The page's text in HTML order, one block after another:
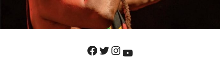
Facebook Twitter Instagram YouTube